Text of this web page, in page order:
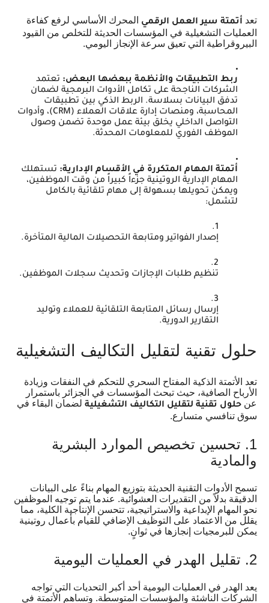
تعد أتمتة سير العمل الرقمي المحرك الأساسي لرفع كفاءة
العمليات التشغيلية في المؤسسات الحديثة للتخلص من القيود
البيروقراطية التي تعيق سرعة الإنجاز اليومي.
ربط التطبيقات والأنظمة ببعضها البعض: تعتمد
الشركات الناجحة على تكامل الأدوات البرمجية لضمان
تدفق البيانات بسلاسة. الربط الذكي بين تطبيقات
المحاسبة، ومنصات إدارة علاقات العملاء (CRM)، وأدوات
التواصل الداخلي يخلق بيئة عمل موحدة تضمن وصول
الموظف الفوري للمعلومات المحدثة.
أتمتة المهام المتكررة في الأقسام الإدارية: تستهلك
المهام الإدارية الروتينية جزءاً كبيراً من وقت الموظفين،
ويمكن تحويلها بسهولة إلى مهام تلقائية بالكامل
لتشمل:
إصدار الفواتير ومتابعة التحصيلات المالية المتأخرة.
تنظيم طلبات الإجازات وتحديث سجلات الموظفين.
إرسال رسائل المتابعة التلقائية للعملاء وتوليد
التقارير الدورية.
حلول تقنية لتقليل التكاليف التشغيلية
تعد الأتمتة الذكية المفتاح السحري للتحكم في النفقات وزيادة
الأرباح الصافية، حيث تبحث المؤسسات في الجزائر باستمرار
عن حلول تقنية لتقليل التكاليف التشغيلية لضمان البقاء في
سوق تنافسي متسارع.
1. تحسين تخصيص الموارد البشرية
والمادية
تسمح الأدوات التقنية الحديثة بتوزيع المهام بناءً على البيانات
الدقيقة بدلاً من التقديرات العشوائية. عندما يتم توجيه الموظفين
نحو المهام الإبداعية والاستراتيجية، تتحسن الإنتاجية الكلية، مما
يقلل من الاعتماد على التوظيف الإضافي للقيام بأعمال روتينية
يمكن للبرمجيات إنجازها في ثوانٍ.
2. تقليل الهدر في العمليات اليومية
يعد الهدر في العمليات اليومية أحد أكبر التحديات التي تواجه
الشركات الناشئة والمؤسسات المتوسطة. وتساهم الأتمتة في